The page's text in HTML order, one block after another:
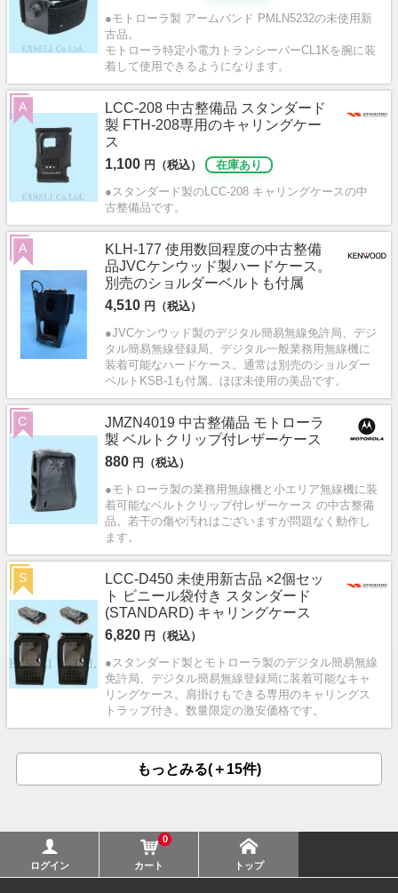
●モトローラ製 アームバンド PMLN5232の未使用新
古品。
モトローラ特定小電力トランシーバーCL1Kを腕に装
着して使用できるようになります。
LCC-208 中古整備品 スタンダード
製 FTH-208専用のキャリングケー
ス
1,100 円（税込）
在庫あり
●スタンダード製のLCC-208 キャリングケースの中
古整備品です。
A
KLH-177 使用数回程度の中古整備
品JVCケンウッド製ハードケース。
別売のショルダーベルトも付属
4,510 円（税込）
●JVCケンウッド製のデジタル簡易無線免許局、デジ
タル簡易無線登録局、デジタル一般業務用無線機に
装着可能なハードケース。通常は別売のショルダー
ベルトKSB-1も付属。ほぼ未使用の美品です。
A
JMZN4019 中古整備品 モトローラ
製 ベルトクリップ付レザーケース
880 円（税込）
●モトローラ製の業務用無線機と小エリア無線機に装
着可能なベルトクリップ付レザーケース の中古整備
品。若干の傷や汚れはございますが問題なく動作し
ます。
C
LCC-D450 未使用新古品 ×2個セッ
ト ビニール袋付き スタンダード
(STANDARD) キャリングケース
6,820 円（税込）
●スタンダード製とモトローラ製のデジタル簡易無線
免許局、デジタル簡易無線登録局に装着可能なキャ
リングケース。肩掛けもできる専用のキャリングス
トラップ付き。数量限定の激安価格です。
S
もっとみる(＋15件)
ログイン
0
カート トップ